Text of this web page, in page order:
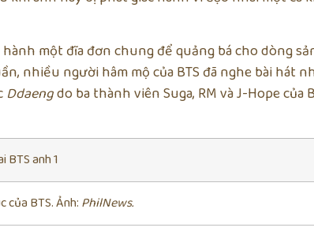
hành một đĩa đơn chung để quảng bá cho dòng
nhiều người hâm mộ của BTS đã nghe bài hát
Ddaengdo ba thành viên Suga, RM và J-Hope của
của BTS. Ảnh: PhilNews.